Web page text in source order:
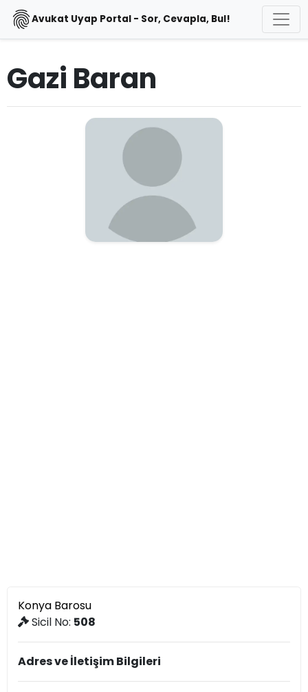
Avukat Uyap Portal - Sor, Cevapla, Bul!
Gazi Baran
Konya Barosu
Sicil No: 508
Adres ve İletişim Bilgileri